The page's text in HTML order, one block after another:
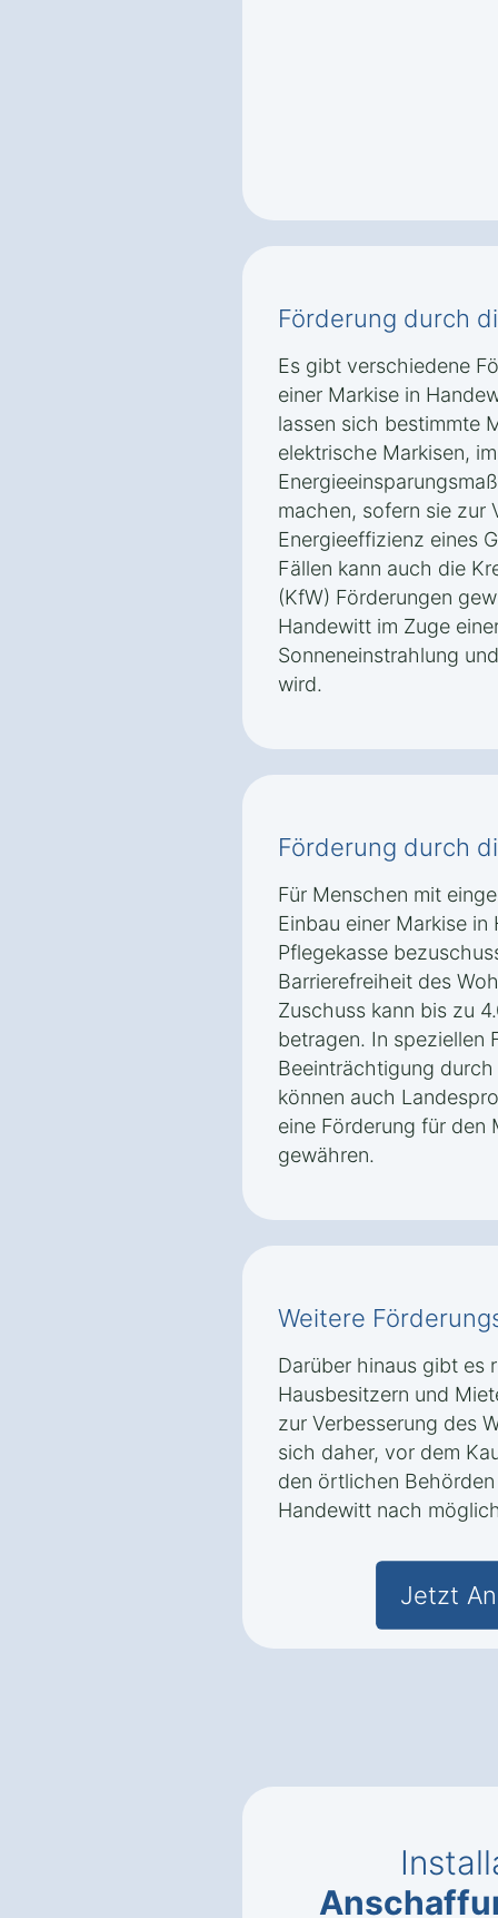
Förderung durch
Es gibt verschiedene
einer Markise in
lassen sich bestimmte
elektrische Markisen,
machen, sofern sie zur
Energieeffizienz eines
Fällen kann auch die
(KfW) Förderungen
Handewitt im Zuge
Sonneneinstrahlung
wird.
Förderung durch
Für Menschen mit
Einbau einer Markise
Pflegekasse
Barrierefreiheit des
Zuschuss kann bis zu
betragen. In speziellen
Beeinträchtigung
können auch
eine Förderung für den
gewähren.
Weitere
Darüber hinaus gibt es
Hausbesitzern und
zur Verbesserung des
sich daher, vor dem
den örtlichen
Handewitt nach
Jetzt